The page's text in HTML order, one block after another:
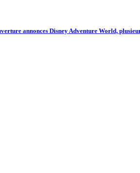
annonces Disney Adventure World,